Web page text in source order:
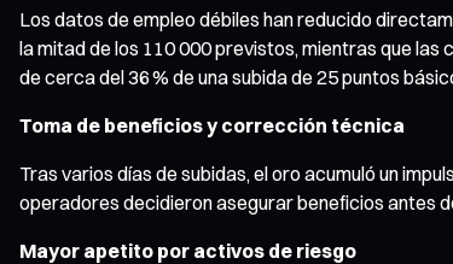
Los datos de empleo débiles han reducido
la mitad de los 110 000 previstos, mientras que
de cerca del 36 % de una subida de 25 puntos
Toma de beneficios y corrección técnica
Tras varios días de subidas, el oro acumuló un
operadores decidieron asegurar beneficios antes
Mayor apetito por activos de riesgo